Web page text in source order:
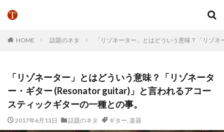
HOME 話題のネタ 「リゾネーター」とはどういう意味？「リゾ
「リゾネーター」とはどういう意味？「リゾネータ
ー・ギター (Resonator guitar)」と言われるアコー
スティックギターの一種との事。
2017年6月13日 話題のネタ ギター, 楽器